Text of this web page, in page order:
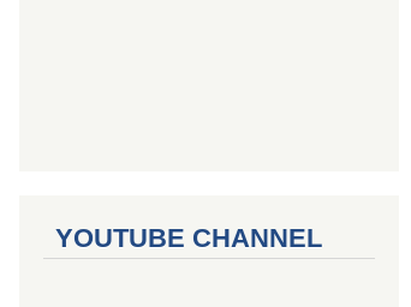
YOUTUBE CHANNEL